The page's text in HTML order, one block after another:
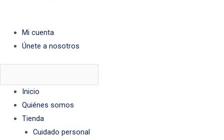
Mi cuenta
Únete a nosotros
Inicio
Quiénes somos
Tienda
Cuidado personal